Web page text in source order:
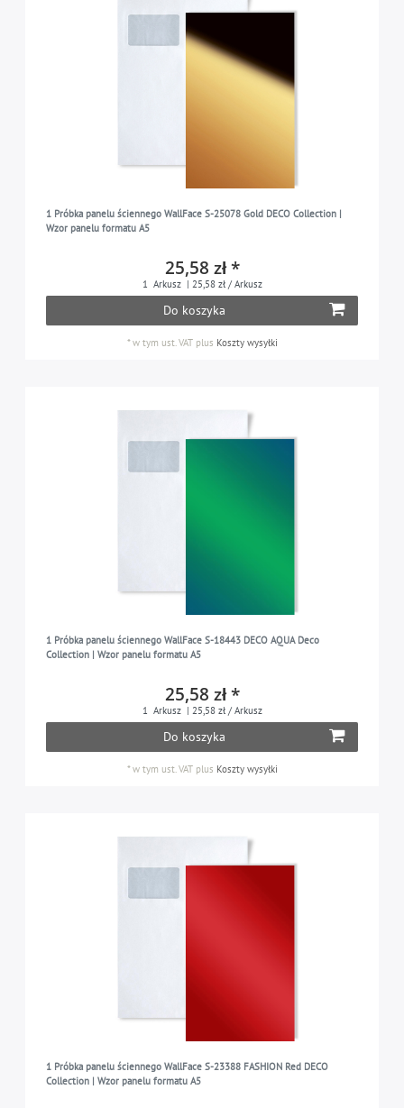
1 Próbka panelu ściennego WallFace S-25078 Gold DECO Collection |
Wzor panelu formatu A5
25,58 zł *
1 Arkusz | 25,58 zł / Arkusz
Do koszyka
*w tym ust. VATplus Koszty wysyłki
1 Próbka panelu ściennego WallFace S-18443 DECO AQUA Deco
Collection | Wzor panelu formatu A5
25,58 zł *
1 Arkusz | 25,58 zł / Arkusz
Do koszyka
*w tym ust. VATplus Koszty wysyłki
1 Próbka panelu ściennego WallFace S-23388 FASHION Red DECO
Collection | Wzor panelu formatu A5